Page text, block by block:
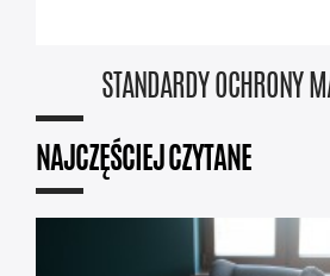
STANDARDY OCHRONY
NAJCZĘŚCIEJ CZYTANE